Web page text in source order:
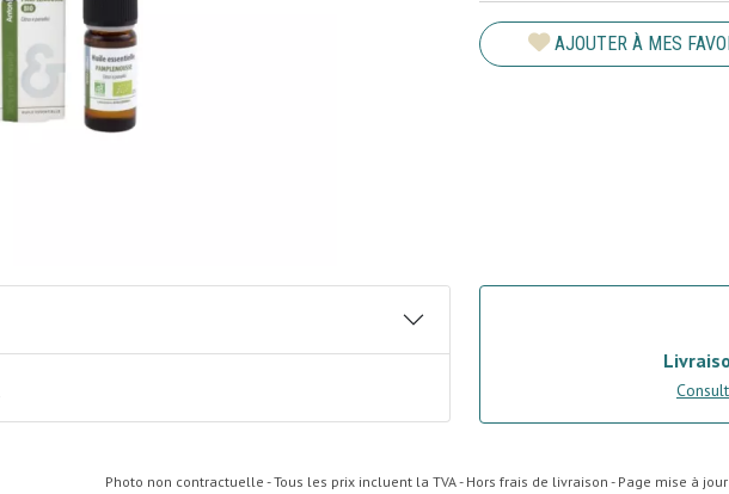
AJOUTER À MES
Photo non contractuelle - Tous les prix incluent la TVA - Hors frais de livraison - Page mise à